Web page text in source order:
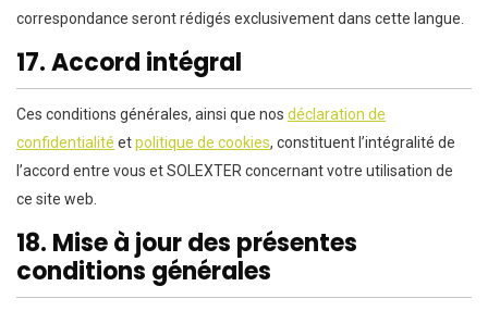
correspondance seront rédigés exclusivement dans cette langue.
17. Accord intégral
Ces conditions générales, ainsi que nos déclaration de
confidentialité etpolitique de cookies, constituent l’intégralité de
l’accord entre vous et SOLEXTER concernant votre utilisation de
ce site web.
18. Mise à jour des présentes
conditions générales